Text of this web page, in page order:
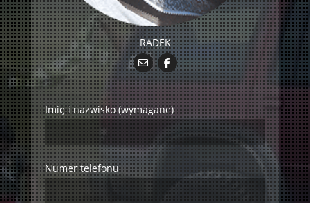
RADEK
Imię i nazwisko (wymagane)
Numer telefonu